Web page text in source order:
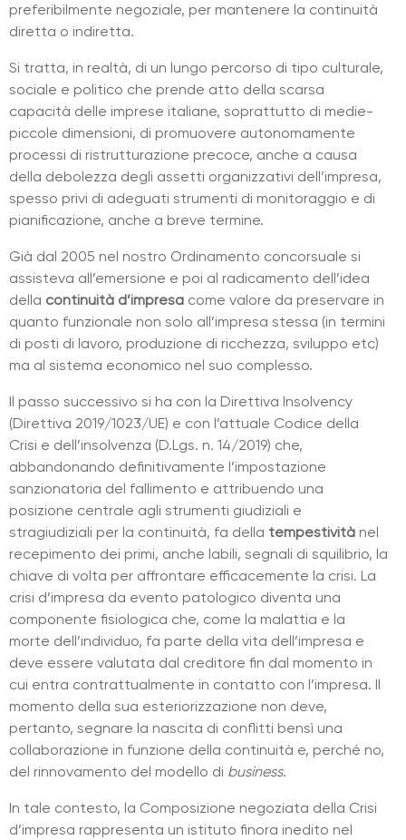
preferibilmente negoziale, per mantenere la continuità
diretta o indiretta.
Si tratta, in realtà, di un lungo percorso di tipo culturale,
sociale e politico che prende atto della scarsa
capacità delle imprese italiane, soprattutto di medie-
piccole dimensioni, di promuovere autonomamente
processi di ristrutturazione precoce, anche a causa
della debolezza degli assetti organizzativi dell’impresa,
spesso privi di adeguati strumenti di monitoraggio e di
pianificazione, anche a breve termine.
Già dal 2005 nel nostro Ordinamento concorsuale si
assisteva all’emersione e poi al radicamento dell’idea
della continuità d’impresa come valore da preservare in
quanto funzionale non solo all’impresa stessa (in termini
di posti di lavoro, produzione di ricchezza, sviluppo etc)
ma al sistema economico nel suo complesso.
Il passo successivo si ha con la Direttiva Insolvency
(Direttiva 2019/1023/UE) e con l’attuale Codice della
Crisi e dell’insolvenza (D.Lgs. n. 14/2019) che,
abbandonando definitivamente l’impostazione
sanzionatoria del fallimento e attribuendo una
posizione centrale agli strumenti giudiziali e
stragiudiziali per la continuità, fa della tempestività nel
recepimento dei primi, anche labili, segnali di squilibrio, la
chiave di volta per affrontare efficacemente la crisi. La
crisi d’impresa da evento patologico diventa una
componente fisiologica che, come la malattia e la
morte dell’individuo, fa parte della vita dell’impresa e
deve essere valutata dal creditore fin dal momento in
cui entra contrattualmente in contatto con l’impresa. Il
momento della sua esteriorizzazione non deve,
pertanto, segnare la nascita di conflitti bensì una
collaborazione in funzione della continuità e, perché no,
del rinnovamento del modello di business.
In tale contesto, la Composizione negoziata della Crisi
d’impresa rappresenta un istituto finora inedito nel